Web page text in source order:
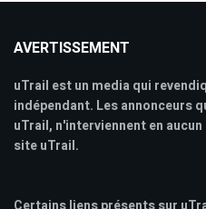
AVERTISSEMENT
uTrail est un media qui
indépendant. Les annonceurs
uTrail, n'interviennent en
site uTrail.